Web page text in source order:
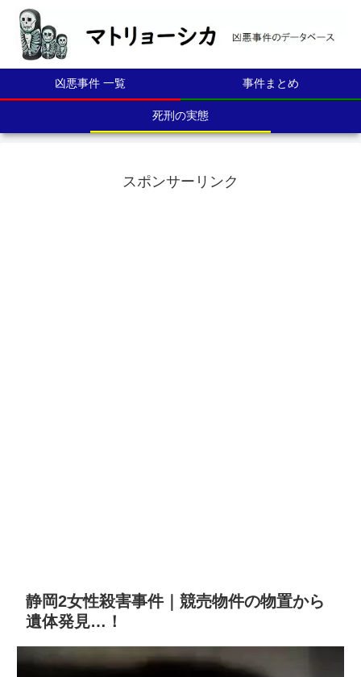
凶悪事件 一覧 事件まとめ
死刑の実態
スポンサーリンク
静岡2女性殺害事件｜競売物件の物置から
遺体発見…！